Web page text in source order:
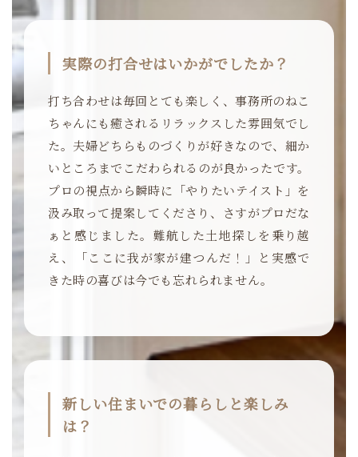
実際の打合せはいかがでしたか？
打ち合わせは毎回とても楽しく、事務所のねこ
ちゃんにも癒されるリラックスした雰囲気でし
た。夫婦どちらものづくりが好きなので、細か
いところまでこだわられるのが良かったです。
プロの視点から瞬時に「やりたいテイスト」を
汲み取って提案してくださり、さすがプロだな
ぁと感じました。難航した土地探しを乗り越
え、「ここに我が家が建つんだ！」と実感で
きた時の喜びは今でも忘れられません。
新しい住まいでの暮らしと楽しみ
は？